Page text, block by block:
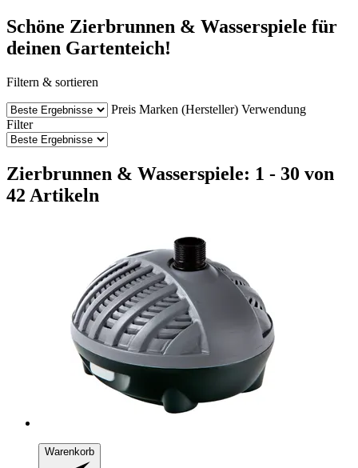
Schöne Zierbrunnen & Wasserspiele für
deinen Gartenteich!
Filtern & sortieren
Preis Marken (Hersteller) Verwendung
Filter
Zierbrunnen & Wasserspiele: 1 - 30 von
42 Artikeln
Warenkorb